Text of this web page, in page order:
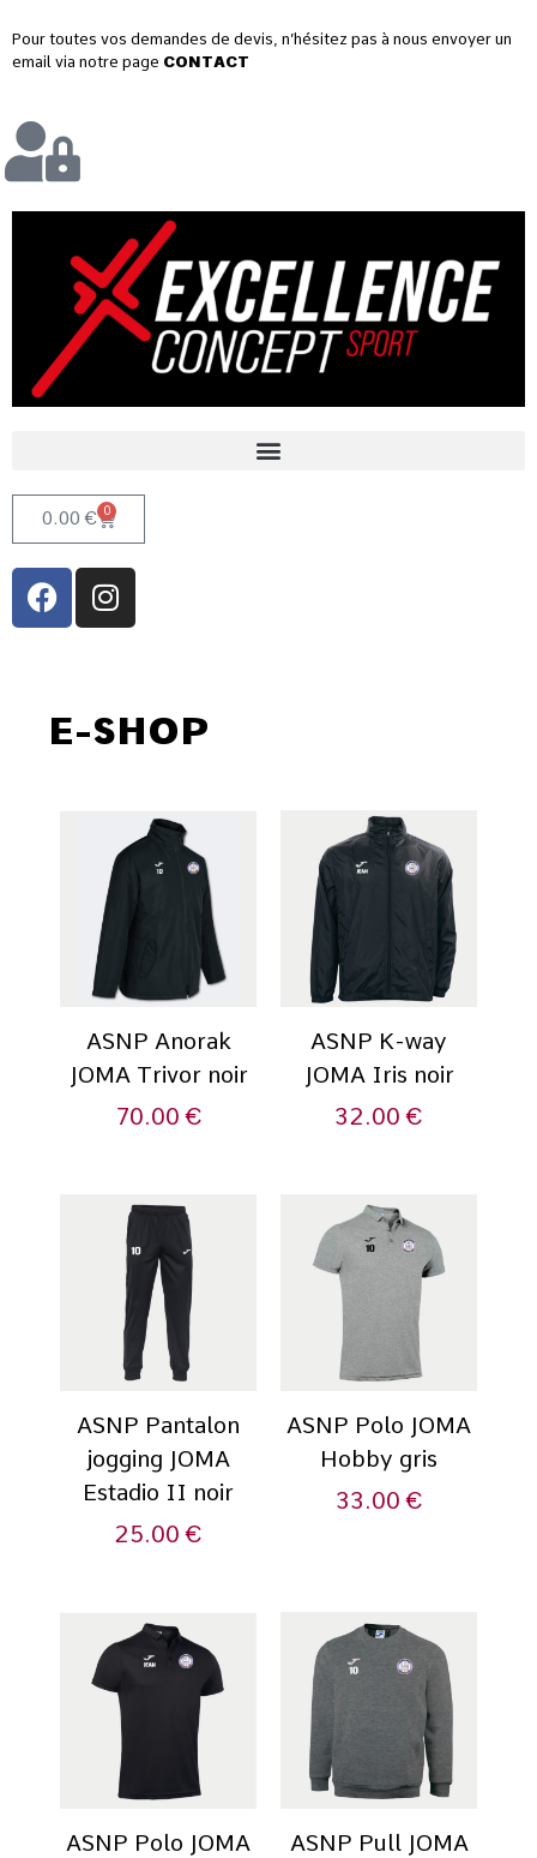
Pour toutes vos demandes de devis, n’hésitez pas à nous envoyer un
email via notre page CONTACT
0.00€ 0
E-SHOP
ASNP Anorak
JOMA Trivor noir
70.00€
ASNP K-way
JOMA Iris noir
32.00€
ASNP Pantalon
jogging JOMA
Estadio II noir
25.00€
ASNP Polo JOMA
Hobby gris
33.00€
ASNP Polo JOMA
ASNP Pull JOMA